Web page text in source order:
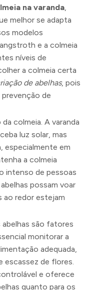
na varanda,
melhor se adapta
modelos
e a colmeia
níveis de
a colmeia certa
de abelhas, pois
de
colmeia. A varanda
luz solar, mas
especialmente em
a colmeia
intenso de pessoas
possam voar
ao redor estejam
são fatores
monitorar a
adequada,
escassez de flores.
e oferece
quanto para os